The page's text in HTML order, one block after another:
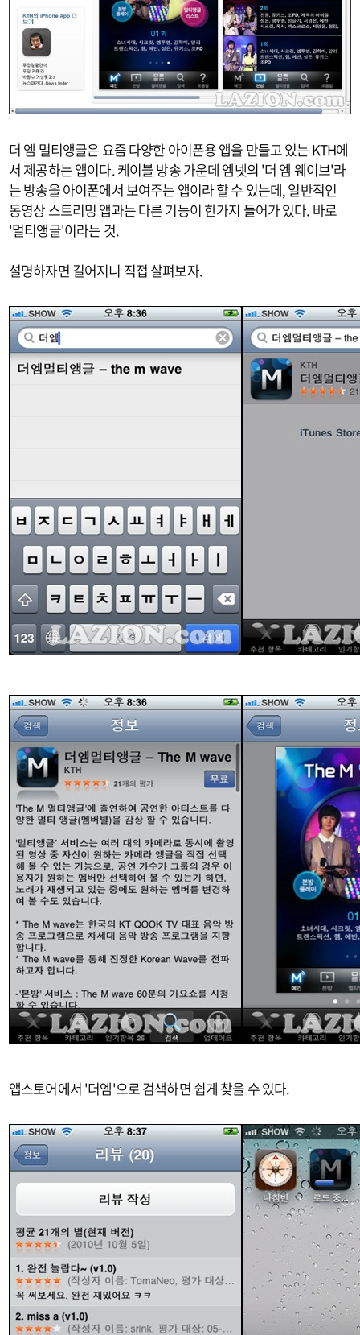
더 엠 멀티앵글은 요즘 다양한 아이폰용 앱을 만들고 있는 KTH에
서 제공하는 앱이다. 케이블 방송 가운데 엠넷의 '더 엠 웨이브'라
는 방송을 아이폰에서 보여주는 앱이라 할 수 있는데, 일반적인
동영상 스트리밍 앱과는 다른 기능이 한가지 들어가 있다. 바로
'멀티앵글'이라는 것.
설명하자면 길어지니 직접 살펴보자.
앱스토어에서 '더엠'으로 검색하면 쉽게 찾을 수 있다.